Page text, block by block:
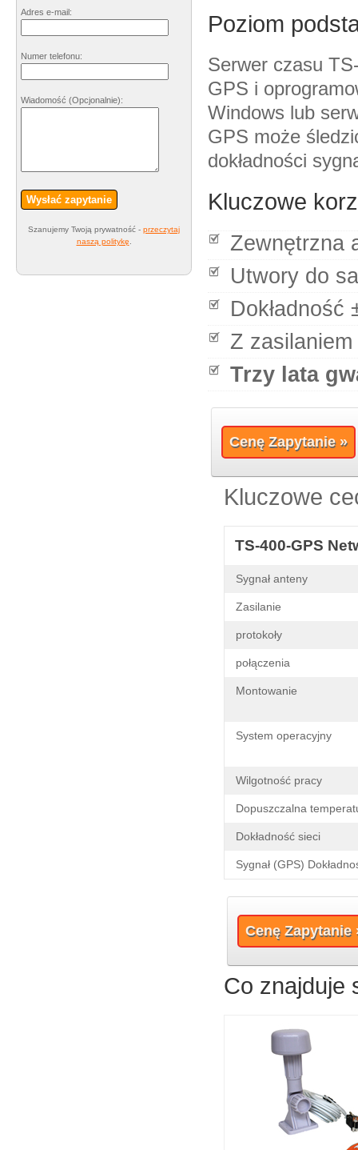
Poziom
Serwer czasu
GPS i
Windows lub
GPS może
dokładności
Kluczowe
Zewnętrzna
Utwory do
Dokładność
Z
Trzy lata
Cenę Zapytanie »
Kluczowe
TS-400-GPS
Sygnał anteny
Zasilanie
protokoły
połączenia
Montowanie
System operacyjny
Wilgotność pracy
Dopuszczalna
Dokładność sieci
Sygnał (GPS)
Cenę Zapytanie
Co znajduje
Adres e-mail:
Numer telefonu:
Wiadomość (Opcjonalnie):
Wysłać zapytanie
Szanujemy Twoją prywatność - przeczytaj
naszą politykę